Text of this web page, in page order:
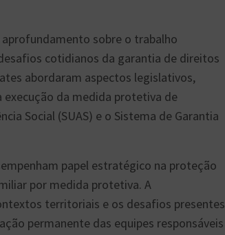
sobre o trabalho
cotidianos da garantia de direitos
abordaram aspectos legislativos,
da medida protetiva de
Social (SUAS) e o Sistema de Garantia
papel estratégico na proteção
por medida protetiva. A
territoriais e os desafios presentes
permanente das equipes responsáveis